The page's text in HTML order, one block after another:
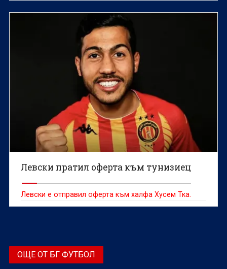
договори.
Левски пратил оферта към тунизиец
Левски е отправил оферта към халфа Хусем Тка.
ОЩЕ ОТ БГ ФУТБОЛ